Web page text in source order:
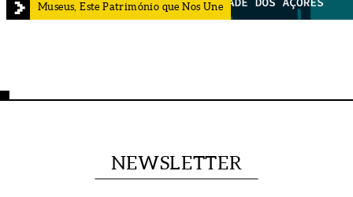
Museus, Este Património que Nos Une
NEWSLETTER